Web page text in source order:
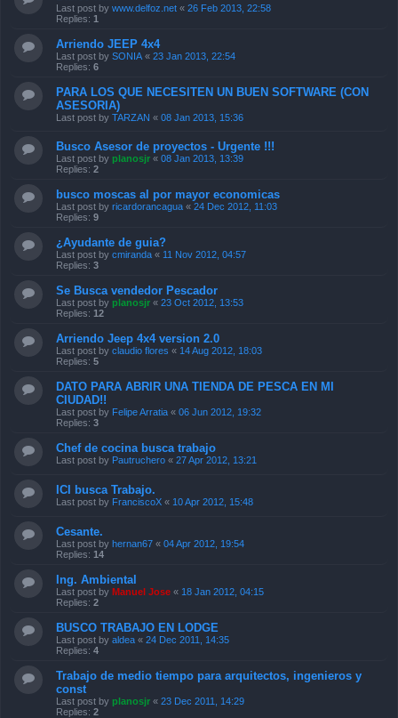
Last post by www.delfoz.net « 26 Feb 2013, 22:58
Replies: 1
Arriendo JEEP 4x4
Last post by SONIA « 23 Jan 2013, 22:54
Replies: 6
PARA LOS QUE NECESITEN UN BUEN SOFTWARE (CON
ASESORIA)
Last post by TARZAN « 08 Jan 2013, 15:36
Busco Asesor de proyectos - Urgente !!!
Last post by planosjr « 08 Jan 2013, 13:39
Replies: 2
busco moscas al por mayor economicas
Last post by ricardorancagua « 24 Dec 2012, 11:03
Replies: 9
¿Ayudante de guia?
Last post by cmiranda « 11 Nov 2012, 04:57
Replies: 3
Se Busca vendedor Pescador
Last post by planosjr « 23 Oct 2012, 13:53
Replies: 12
Arriendo Jeep 4x4 version 2.0
Last post by claudio flores « 14 Aug 2012, 18:03
Replies: 5
DATO PARA ABRIR UNA TIENDA DE PESCA EN MI
CIUDAD!!
Last post by Felipe Arratia « 06 Jun 2012, 19:32
Replies: 3
Chef de cocina busca trabajo
Last post by Pautruchero « 27 Apr 2012, 13:21
ICI busca Trabajo.
Last post by FranciscoX « 10 Apr 2012, 15:48
Cesante.
Last post by hernan67 « 04 Apr 2012, 19:54
Replies: 14
Ing. Ambiental
Last post by Manuel Jose « 18 Jan 2012, 04:15
Replies: 2
BUSCO TRABAJO EN LODGE
Last post by aldea « 24 Dec 2011, 14:35
Replies: 4
Trabajo de medio tiempo para arquitectos, ingenieros y
const
Last post by planosjr « 23 Dec 2011, 14:29
Replies: 2